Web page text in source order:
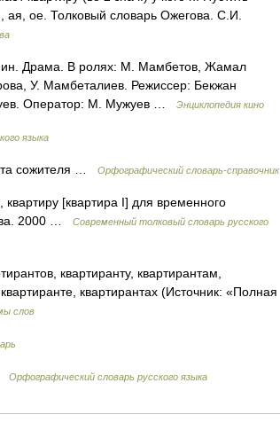
ая, ое. Толковый словарь Ожегова. С.И.
Драма. В ролях: М. Мамбетов, Жамал
У. Мамбеталиев. Режиссер: Бекжан
Оператор: М. Мужуев …
Энциклопедия кино
языка
сожителя … Орфографический словарь-справочник
[квартира I] для временного
2000 …
Современный толковый словарь русского
квартиранту, квартирантам,
квартирантах (Источник: «Полная
слов
Орфографический словарь русского языка